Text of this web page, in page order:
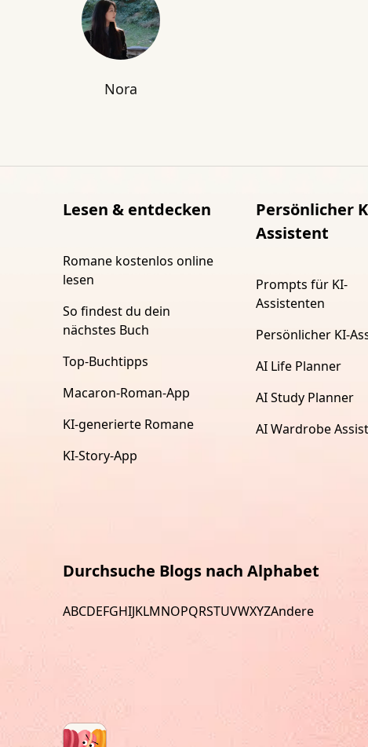
Nora
Lesen & entdecken
Romane kostenlos online
lesen
So findest du dein
nächstes Buch
Top-Buchtipps
Macaron-Roman-App
KI-generierte Romane
KI-Story-App
Persönlicher
Assistent
Prompts für KI-
Assistenten
Persönlicher KI-
AI Life Planner
AI Study Planner
AI Wardrobe
Durchsuche Blogs nach Alphabet
ABCDEFGHIJKLMNOPQRSTUVWXYZAndere